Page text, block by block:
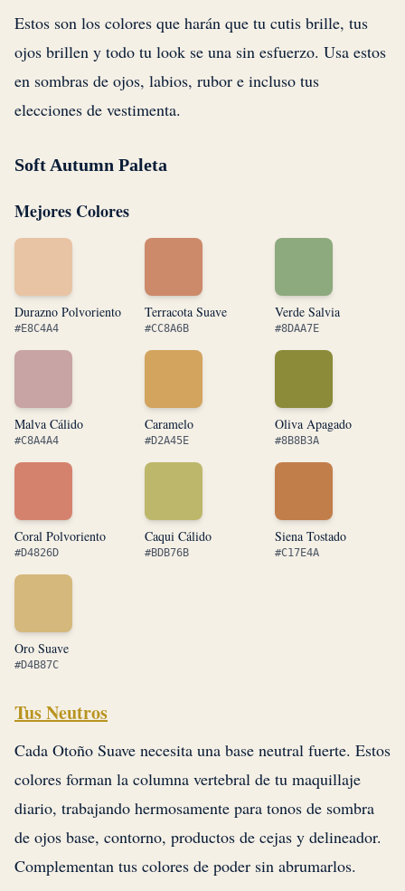
Estos son los colores que harán que tu cutis brille, tus
ojos brillen y todo tu look se una sin esfuerzo. Usa estos
en sombras de ojos, labios, rubor e incluso tus
elecciones de vestimenta.
Soft Autumn Paleta
Mejores Colores
Durazno Polvoriento
#E8C4A4
Terracota Suave
#CC8A6B
Verde Salvia
#8DAA7E
Malva Cálido
#C8A4A4
Caramelo
#D2A45E
Oliva Apagado
#8B8B3A
Coral Polvoriento
#D4826D
Caqui Cálido
#BDB76B
Siena Tostado
#C17E4A
Oro Suave
#D4B87C
Tus Neutros
Cada Otoño Suave necesita una base neutral fuerte. Estos
colores forman la columna vertebral de tu maquillaje
diario, trabajando hermosamente para tonos de sombra
de ojos base, contorno, productos de cejas y delineador.
Complementan tus colores de poder sin abrumarlos.